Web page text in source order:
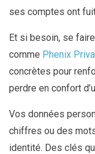
ses comptes ont
Et si besoin, se
comme Phenix
concrètes pour
perdre en confort
Vos données
chiffres ou des
identité. Des clés